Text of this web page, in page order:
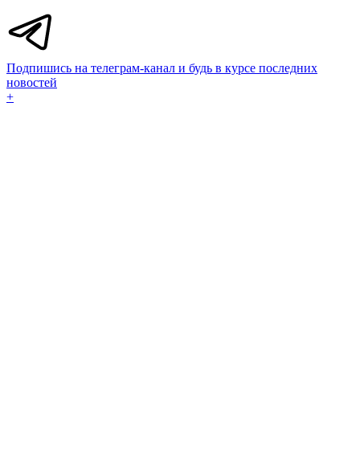
Подпишись на телеграм-канал и будь в курсе последних
новостей
+